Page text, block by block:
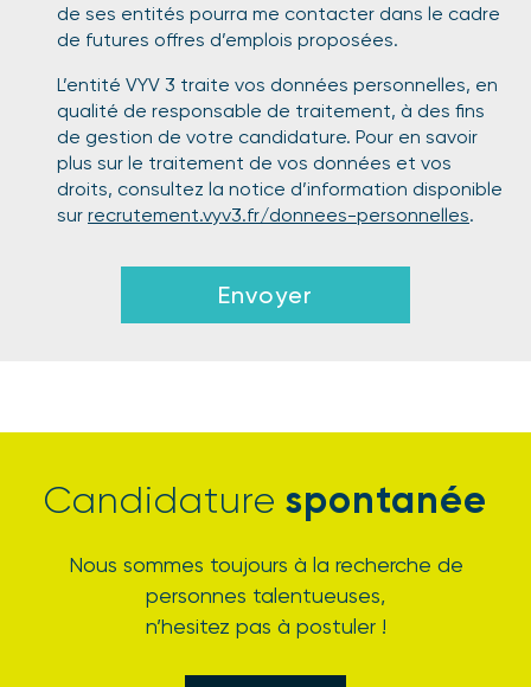
de ses entités pourra me contacter dans le cadre
de futures offres d’emplois proposées.
L’entité VYV 3 traite vos données personnelles, en
qualité de responsable de traitement, à des fins
de gestion de votre candidature. Pour en savoir
plus sur le traitement de vos données et vos
droits, consultez la notice d’information disponible
sur recrutement.vyv3.fr/donnees-personnelles.
Envoyer
Candidature spontanée
Nous sommes toujours à la recherche de
personnes talentueuses,
n’hesitez pas à postuler !